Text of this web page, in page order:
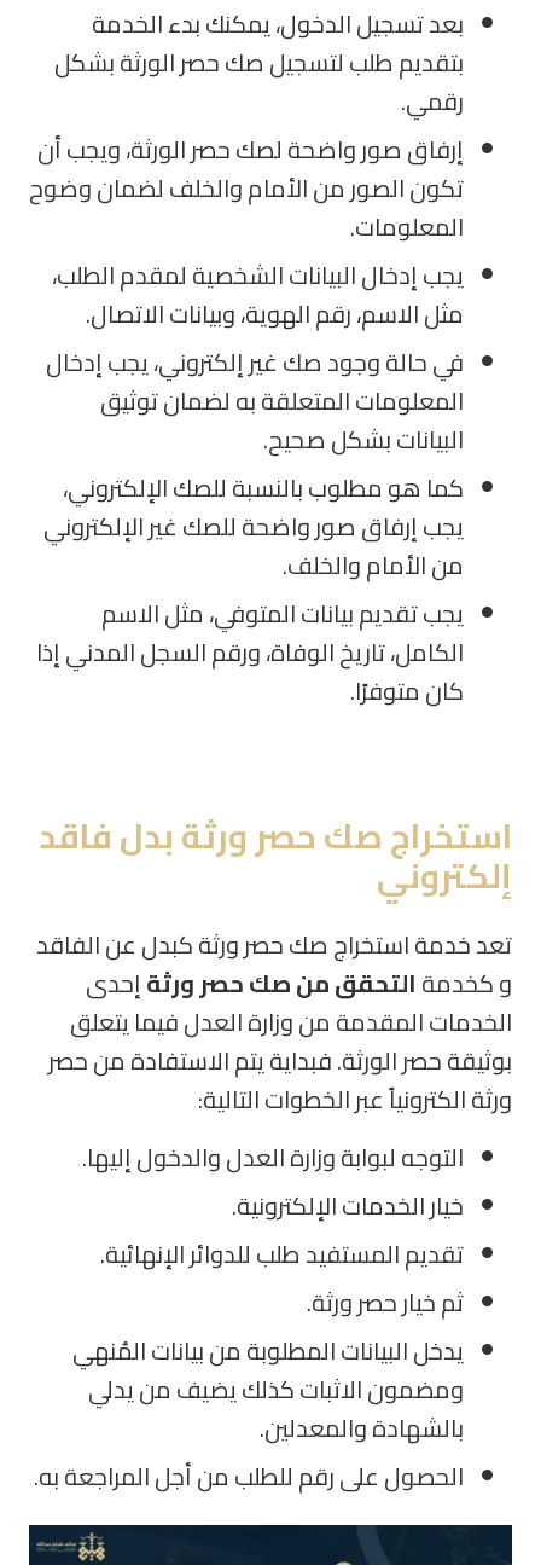
بعد تسجيل الدخول، يمكنك بدء الخدمة
بتقديم طلب لتسجيل صك حصر الورثة بشكل
رقمي.
إرفاق صور واضحة لصك حصر الورثة، ويجب أن
تكون الصور من الأمام والخلف لضمان وضوح
المعلومات.
يجب إدخال البيانات الشخصية لمقدم الطلب،
مثل الاسم، رقم الهوية، وبيانات الاتصال.
في حالة وجود صك غير إلكتروني، يجب إدخال
المعلومات المتعلقة به لضمان توثيق
البيانات بشكل صحيح.
كما هو مطلوب بالنسبة للصك الإلكتروني،
يجب إرفاق صور واضحة للصك غير الإلكتروني
من الأمام والخلف.
يجب تقديم بيانات المتوفي، مثل الاسم
الكامل، تاريخ الوفاة، ورقم السجل المدني إذا
كان متوفرًا.
استخراج صك حصر ورثة بدل فاقد
إلكتروني
تعد خدمة استخراج صك حصر ورثة كبدل عن الفاقد
و كخدمةالتحقق من صك حصر ورثةإحدى
الخدمات المقدمة من وزارة العدل فيما يتعلق
بوثيقة حصر الورثة. فبداية يتم الاستفادة من حصر
ورثة الكترونياً عبر الخطوات التالية:
التوجه لبوابة وزارة العدل والدخول إليها.
خيار الخدمات الإلكترونية.
تقديم المستفيد طلب للدوائر الإنهائية.
ثم خيار حصر ورثة.
يدخل البيانات المطلوبة من بيانات المُنهي
ومضمون الاثبات كذلك يضيف من يدلي
بالشهادة والمعدلين.
الحصول على رقم للطلب من أجل المراجعة به.